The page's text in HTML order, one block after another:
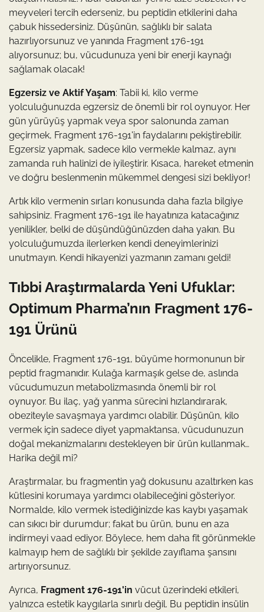
meyveleri tercih ederseniz, bu peptidin etkilerini daha
çabuk hissedersiniz. Düşünün, sağlıklı bir salata
hazırlıyorsunuz ve yanında Fragment 176-191
alıyorsunuz; bu, vücudunuza yeni bir enerji kaynağı
sağlamak olacak!
Egzersiz ve Aktif Yaşam: Tabii ki, kilo verme
yolculuğunuzda egzersiz de önemli bir rol oynuyor. Her
gün yürüyüş yapmak veya spor salonunda zaman
geçirmek, Fragment 176-191'in faydalarını pekiştirebilir.
Egzersiz yapmak, sadece kilo vermekle kalmaz, aynı
zamanda ruh halinizi de iyileştirir. Kısaca, hareket etmenin
ve doğru beslenmenin mükemmel dengesi sizi bekliyor!
Artık kilo vermenin sırları konusunda daha fazla bilgiye
sahipsiniz. Fragment 176-191 ile hayatınıza katacağınız
yenilikler, belki de düşündüğünüzden daha yakın. Bu
yolculuğumuzda ilerlerken kendi deneyimlerinizi
unutmayın. Kendi hikayenizi yazmanın zamanı geldi!
Tıbbi Araştırmalarda Yeni Ufuklar:
Optimum Pharma’nın Fragment 176-
191 Ürünü
Öncelikle, Fragment 176-191, büyüme hormonunun bir
peptid fragmanıdır. Kulağa karmaşık gelse de, aslında
vücudumuzun metabolizmasında önemli bir rol
oynuyor. Bu ilaç, yağ yanma sürecini hızlandırarak,
obeziteyle savaşmaya yardımcı olabilir. Düşünün, kilo
vermek için sadece diyet yapmaktansa, vücudunuzun
doğal mekanizmalarını destekleyen bir ürün kullanmak…
Harika değil mi?
Araştırmalar, bu fragmentin yağ dokusunu azaltırken kas
kütlesini korumaya yardımcı olabileceğini gösteriyor.
Normalde, kilo vermek istediğinizde kas kaybı yaşamak
can sıkıcı bir durumdur; fakat bu ürün, bunu en aza
indirmeyi vaad ediyor. Böylece, hem daha fit görünmekle
kalmayıp hem de sağlıklı bir şekilde zayıflama şansını
artırıyorsunuz.
Ayrıca, Fragment 176-191'in vücut üzerindeki etkileri,
yalnızca estetik kaygılarla sınırlı değil. Bu peptidin insülin